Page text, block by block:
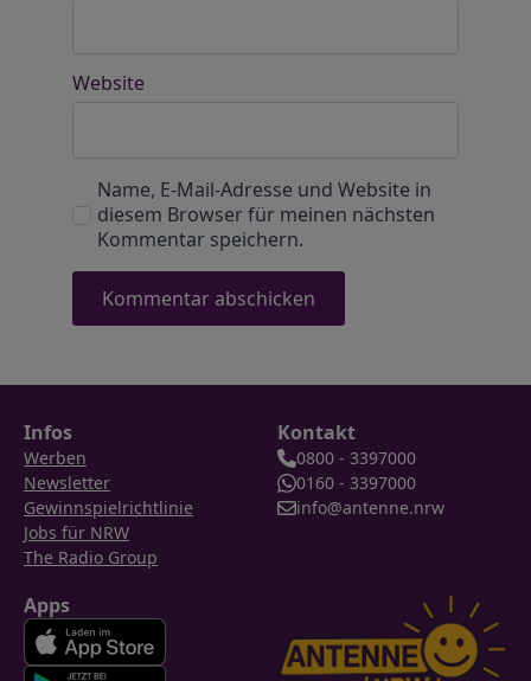
Website
Name, E-Mail-Adresse und Website in
diesem Browser für meinen nächsten
Kommentar speichern.
Infos
Werben
Newsletter
Gewinnspielrichtlinie
Jobs für NRW
The Radio Group
Kontakt
0800 - 3397000
0160 - 3397000
info@antenne.nrw
Apps